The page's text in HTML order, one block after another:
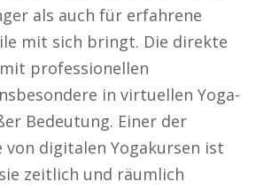
als auch für erfahrene
mit sich bringt. Die direkte
professionellen
in virtuellen Yoga-
Bedeutung. Einer der
von digitalen Yogakursen ist
zeitlich und räumlich